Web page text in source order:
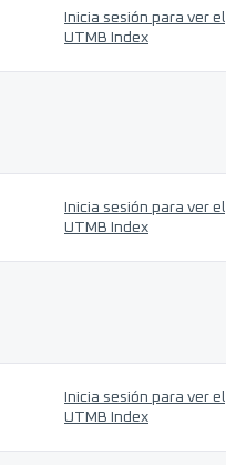
Inicia sesión para ver el
UTMB Index
Inicia sesión para ver el
UTMB Index
Inicia sesión para ver el
UTMB Index